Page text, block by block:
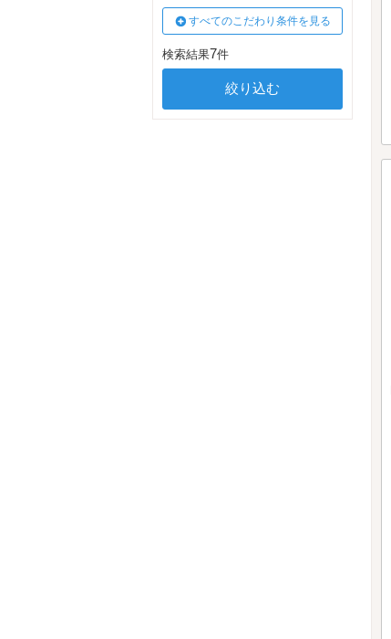
すべてのこだわり条件を見る
検索結果7件